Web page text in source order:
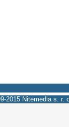
2015 Nitemedia s. r.